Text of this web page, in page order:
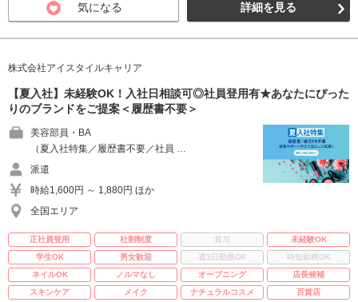
気になる 詳細を見る
株式会社アイスタイルキャリア
【夏入社】未経験OK！入社日相談可◎社員登用有★あなたにぴった
りのブランドをご提案＜履歴書不要＞
美容部員・BA
（夏入社特集／履歴書不要／社員 …
派遣
時給1,600円 ～ 1,880円 ほか
全国エリア
正社員登用 社割制度 賞与
未経験OK
学生OK
男女歓迎 週3日勤務OK
時短勤務OK
ネイルOK
ノルマなし オープニング
店長候補
スキンケア
メイク ナチュラルコスメ 百貨店